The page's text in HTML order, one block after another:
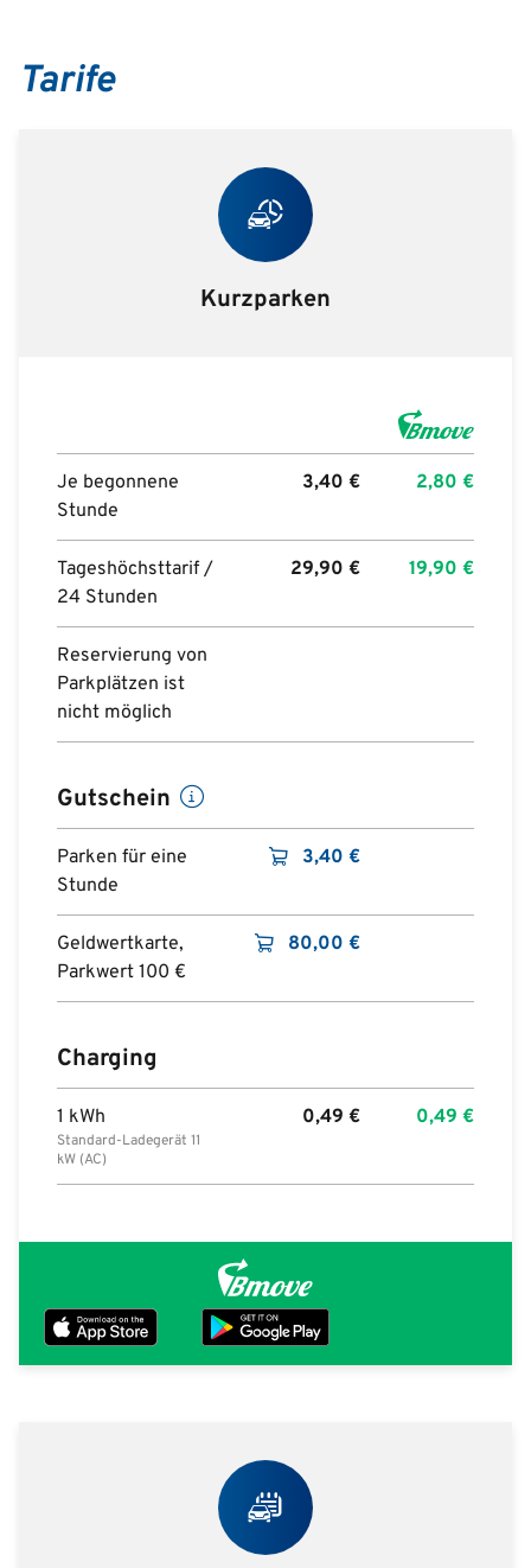
Tarife
Kurzparken
Je begonnene
Stunde
3,40 € 2,80 €
Tageshöchsttarif /
24 Stunden
29,90 € 19,90 €
Reservierung von
Parkplätzen ist
nicht möglich
Gutschein
Parken für eine
Stunde
3,40 €
Geldwertkarte,
Parkwert 100 €
80,00 €
Charging
1 kWh
Standard-Ladegerät 11
kW (AC)
0,49 € 0,49 €